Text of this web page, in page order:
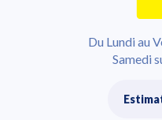
Du Lundi au
Samedi